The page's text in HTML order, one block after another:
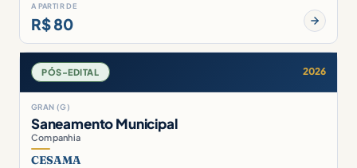
A PARTIR DE
R$ 80
PÓS-EDITAL 2026
GRAN (G)
Saneamento Municipal
Companhia
CESAMA